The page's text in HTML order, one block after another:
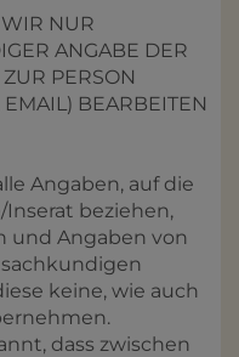
WIR NUR
ANGABE DER
PERSON
EMAIL) BEARBEITEN
Angaben, auf die
Inserat beziehen,
und Angaben von
keine, wie auch
dass zwischen